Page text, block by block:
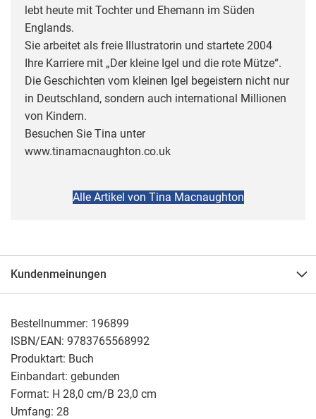
Bestellnummer: 196899
ISBN/EAN: 9783765568992
Produktart: Buch
Einbandart: gebunden
Format: H 28,0 cm/B 23,0 cm
Umfang: 28
lebt heute mit Tochter und Ehemann im Süden
Englands.
Sie arbeitet als freie Illustratorin und startete 2004
Ihre Karriere mit „Der kleine Igel und die rote Mütze“.
Die Geschichten vom kleinen Igel begeistern nicht nur
in Deutschland, sondern auch international Millionen
von Kindern.
Besuchen Sie Tina unter
www.tinamacnaughton.co.uk
Alle Artikel von Tina Macnaughton
Kundenmeinungen